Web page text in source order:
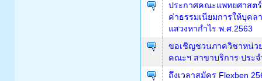
ประกาศคณะแพทยศาสต
ค่าธรรมเนียมการให้บุค
แสวงหากำไร พ.ศ.2563
ขอเชิญชวนภาควิชาหน่ว
คณะฯ สาขาบริการ ประจ
ถึงเวลาสมัคร Flexben